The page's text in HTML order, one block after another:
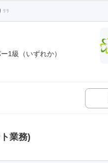
1級（いずれか）
業務)